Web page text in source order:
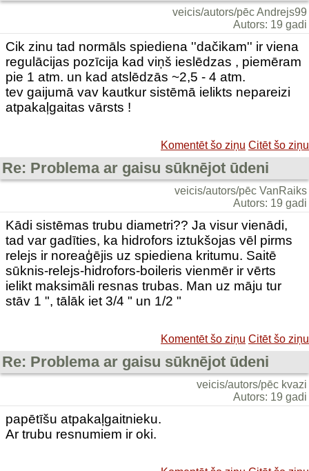
veicis/autors/pēc Andrejs99
Autors: 19 gadi
Cik zinu tad normāls spiediena ''dačikam'' ir viena
regulācijas pozīcija kad viņš ieslēdzas , piemēram
pie 1 atm. un kad atslēdzās ~2,5 - 4 atm.
tev gaijumā vav kautkur sistēmā ielikts nepareizi
atpakaļgaitas vārsts !
Komentēt šo ziņu Citēt šo ziņu
Re: Problema ar gaisu sūknējot ūdeni
veicis/autors/pēc VanRaiks
Autors: 19 gadi
Kādi sistēmas trubu diametri?? Ja visur vienādi,
tad var gadīties, ka hidrofors iztukšojas vēl pirms
relejs ir noreaģējis uz spiediena kritumu. Saitē
sūknis-relejs-hidrofors-boileris vienmēr ir vērts
ielikt maksimāli resnas trubas. Man uz māju tur
stāv 1 ", tālāk iet 3/4 " un 1/2 "
Komentēt šo ziņu Citēt šo ziņu
Re: Problema ar gaisu sūknējot ūdeni
veicis/autors/pēc kvazi
Autors: 19 gadi
papētīšu atpakaļgaitnieku.
Ar trubu resnumiem ir oki.